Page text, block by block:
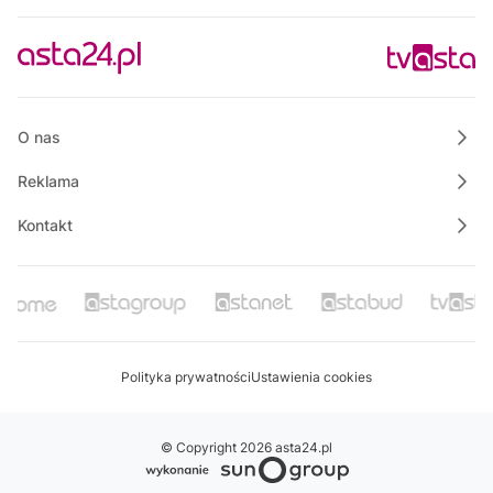
09:45
Na szczęście piątek
10:00
O nas
Reklama
Kontakt
Polityka prywatnościUstawienia cookies
© Copyright 2026 asta24.pl